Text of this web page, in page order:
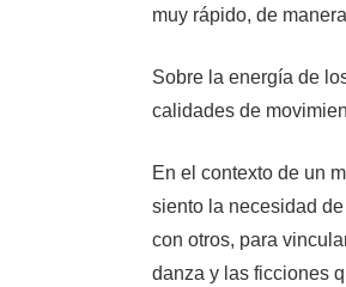
muy rápido, de
Sobre la energía de
calidades de
En el contexto de un
siento la necesidad
con otros, para
danza y las ficciones